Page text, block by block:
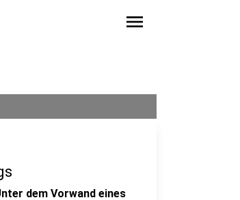
menu
dem Vorwand eines